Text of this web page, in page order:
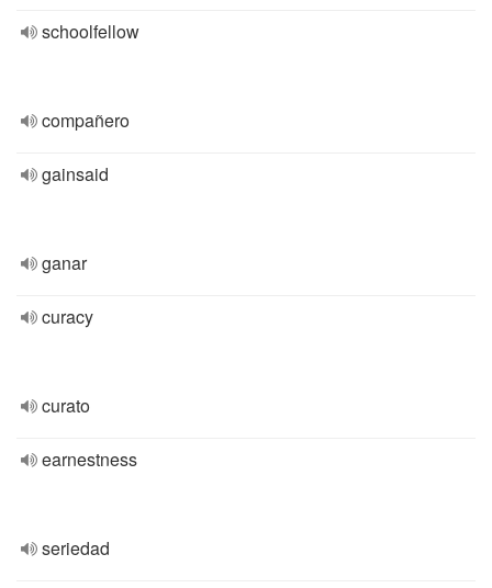
schoolfellow
compañero
gainsaid
ganar
curacy
curato
earnestness
seriedad